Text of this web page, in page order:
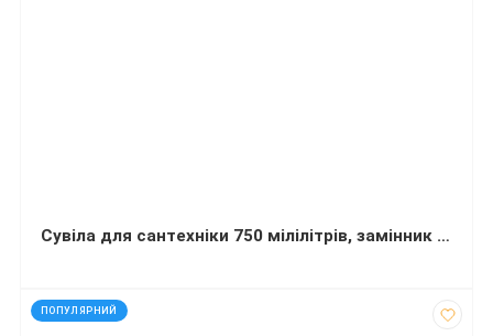
Сувіла для сантехніки 750 мілілітрів, замінник Доместоса
ПОПУЛЯРНИЙ
код: 290286